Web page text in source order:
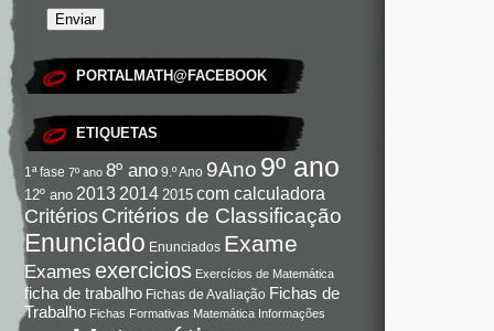
PORTALMATH@FACEBOOK
ETIQUETAS
1ª fase 7º ano 8º ano 9.º Ano 9Ano 9º ano
12º ano 2013 2014 2015 com calculadora
Critérios Critérios de Classificação
Enunciado Enunciados Exame
Exames exercicios Exercícios de Matemática
ficha de trabalho Fichas de Avaliação Fichas de
Trabalho Fichas Formativas Matemática Informações